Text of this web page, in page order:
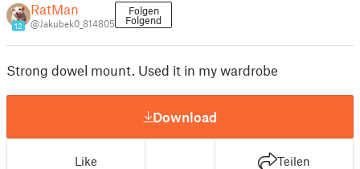
12
RatMan
@Jakubek0_814805
Folgen
Folgend
Strong dowel mount. Used it in my wardrobe
Download
Like Teilen